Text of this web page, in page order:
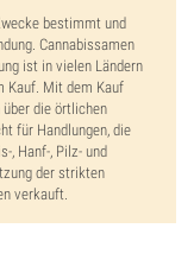
bestimmt und
Cannabissamen
ist in vielen Ländern
Kauf. Mit dem Kauf
die örtlichen
für Handlungen, die
, Hanf-, Pilz- und
der strikten
verkauft.